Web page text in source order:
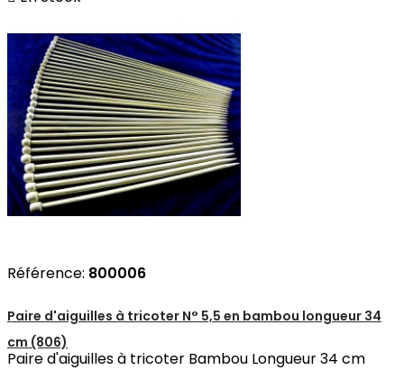
Référence: 800006
Paire d'aiguilles à tricoter N° 5,5 en bambou longueur 34
cm (806)
Paire d'aiguilles à tricoter Bambou Longueur 34 cm